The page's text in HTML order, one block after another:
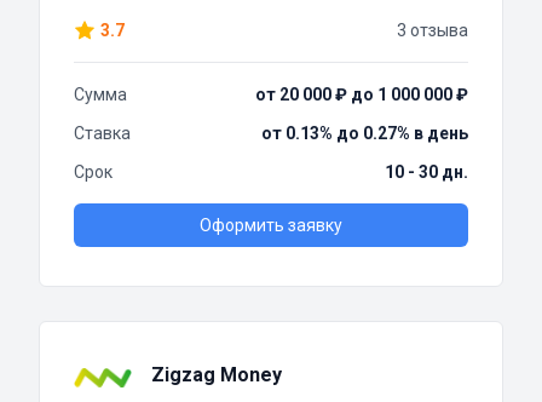
3.7 3 отзыва
Сумма
от 20 000 ₽ до 1 000 000 ₽
Ставка
от 0.13% до 0.27% в день
Срок
10 - 30 дн.
Оформить заявку
Zigzag Money